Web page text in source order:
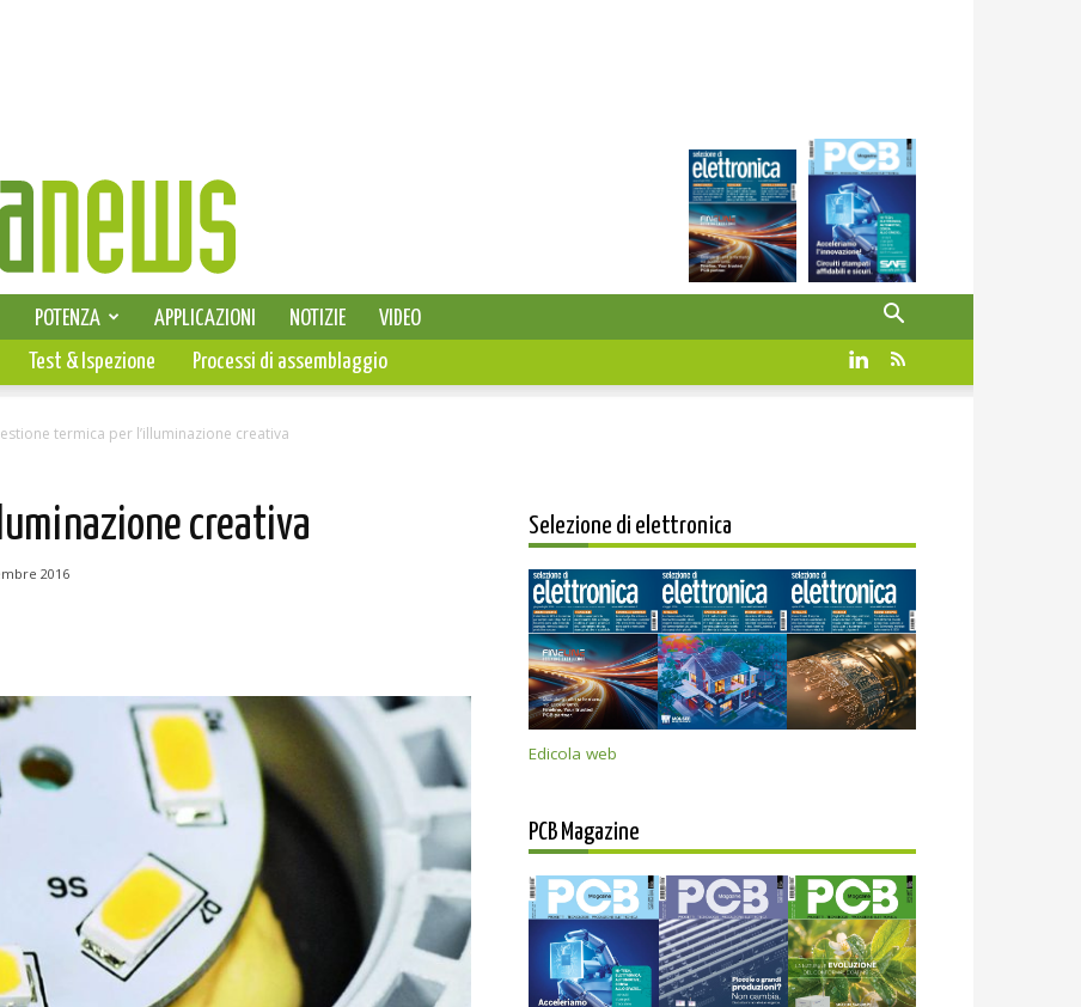
SELEZIONE DI ELETTRONICA
POTENZA APPLICAZIONI NOTIZIE
VIDEO
PCBTest & Ispezione Processi di assemblaggio
termica per l’illuminazione creativa
creativa
2016
Selezione di elettronica
Edicola web
PCB Magazine